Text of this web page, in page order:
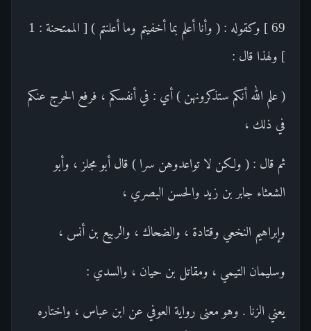
69 ] وكقوله : ( وأنا أعلم بما أخفيتم وما أعلنتم ) [ الممتحنة : 1
] ولهذا قال :
( علم الله أنكم ستذكرونهن ) أي : في أنفسكم ، فرفع الحرج عنكم
في ذلك ،
ثم قال : ( ولكن لا تواعدوهن سرا ) قال أبو مجلز ، وأبو
الشعثاء جابر بن زيد والحسن البصري ،
وإبراهيم النخعي وقتادة ، والضحاك ، والربيع بن أنس ،
وسليمان التيمي ، ومقاتل بن حيان ، والسدي :
يعني الزنا . وهو معنى رواية العوفي عن ابن عباس ، واختاره